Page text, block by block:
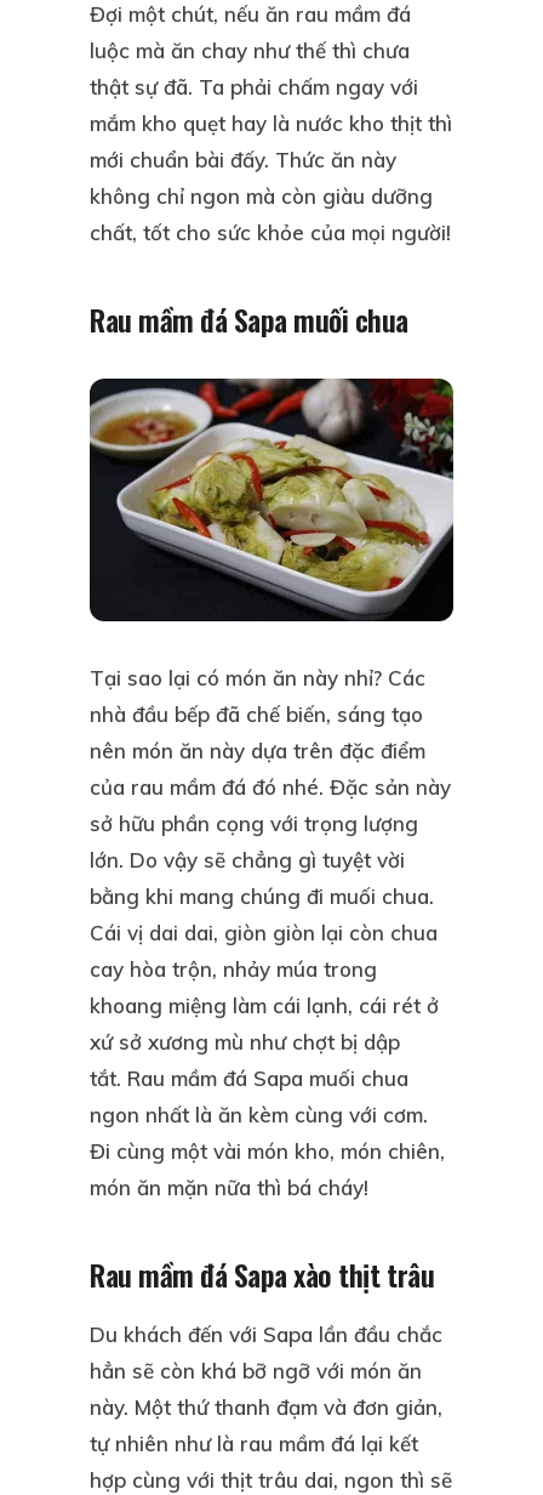
Đợi một chút, nếu ăn rau mầm đá
luộc mà ăn chay như thế thì chưa
thật sự đã. Ta phải chấm ngay với
mắm kho quẹt hay là nước kho thịt thì
mới chuẩn bài đấy. Thức ăn này
không chỉ ngon mà còn giàu dưỡng
chất, tốt cho sức khỏe của mọi người!
Rau mầm đá Sapa muối chua
Tại sao lại có món ăn này nhỉ? Các
nhà đầu bếp đã chế biến, sáng tạo
nên món ăn này dựa trên đặc điểm
của rau mầm đá đó nhé. Đặc sản này
sở hữu phần cọng với trọng lượng
lớn. Do vậy sẽ chẳng gì tuyệt vời
bằng khi mang chúng đi muối chua.
Cái vị dai dai, giòn giòn lại còn chua
cay hòa trộn, nhảy múa trong
khoang miệng làm cái lạnh, cái rét ở
xứ sở xương mù như chợt bị dập
tắt. Rau mầm đá Sapa muối chua
ngon nhất là ăn kèm cùng với cơm.
Đi cùng một vài món kho, món chiên,
món ăn mặn nữa thì bá cháy!
Rau mầm đá Sapa xào thịt trâu
Du khách đến với Sapa lần đầu chắc
hẳn sẽ còn khá bỡ ngỡ với món ăn
này. Một thứ thanh đạm và đơn giản,
tự nhiên như là rau mầm đá lại kết
hợp cùng với thịt trâu dai, ngon thì sẽ